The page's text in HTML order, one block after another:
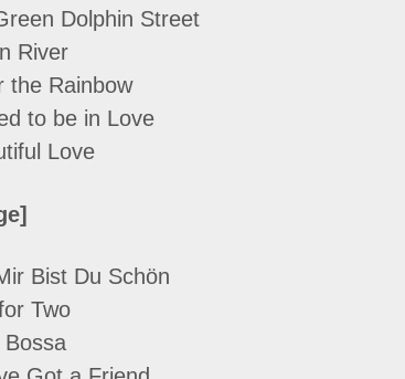
Dolphin Street
River
the Rainbow
to be in Love
Love
Bist Du Schön
Two
Bossa